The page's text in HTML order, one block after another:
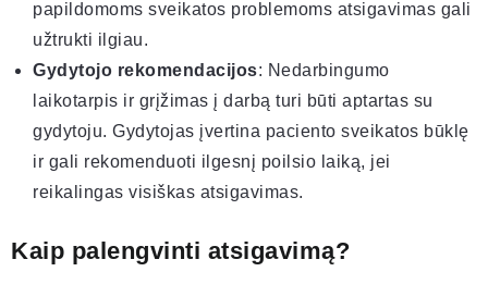
papildomoms sveikatos problemoms atsigavimas gali
užtrukti ilgiau.
Gydytojo rekomendacijos: Nedarbingumo
laikotarpis ir grįžimas į darbą turi būti aptartas su
gydytoju. Gydytojas įvertina paciento sveikatos būklę
ir gali rekomenduoti ilgesnį poilsio laiką, jei
reikalingas visiškas atsigavimas.
Kaip palengvinti atsigavimą?